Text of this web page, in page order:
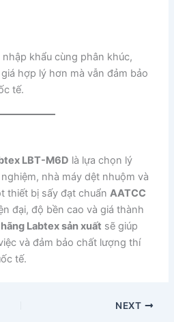
khẩu cùng phân khúc,
hợp lý hơn mà vẫn đảm bảo
tế.
LBT-M6D là lựa chọn lý
nhà máy dệt nhuộm và
thiết bị sấy đạt chuẩnAATCC
đại, độ bền cao và giá thành
hãng Labtex sản xuất sẽ giúp
và đảm bảo chất lượng thí
tế.
NEXT